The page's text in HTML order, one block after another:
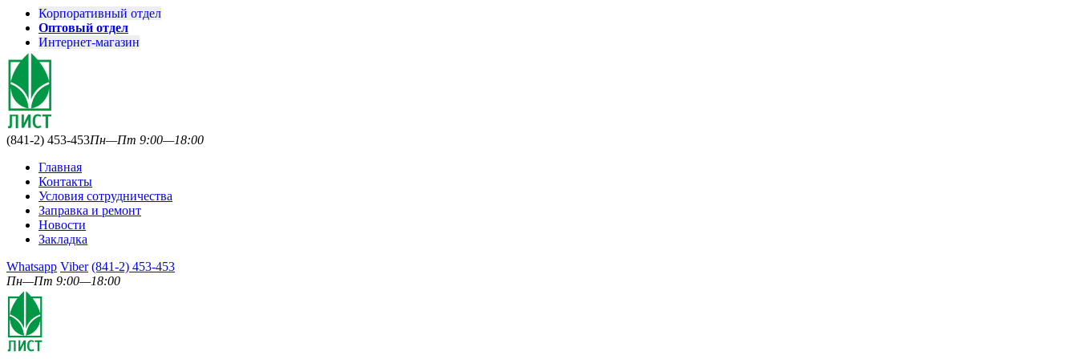
Корпоративный отдел
Оптовый отдел
Интернет-магазин
(841-2) 453-453Пн—Пт 9:00—18:00
Главная
Контакты
Условия сотрудничества
Заправка и ремонт
Новости
Закладка
Whatsapp Viber (841-2) 453-453
Пн—Пт 9:00—18:00